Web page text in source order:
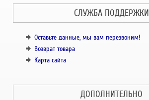
СЛУЖБА ПОДДЕРЖКИ
Оставьте данные, мы вам перезвоним!
Возврат товара
Карта сайта
ДОПОЛНИТЕЛЬНО